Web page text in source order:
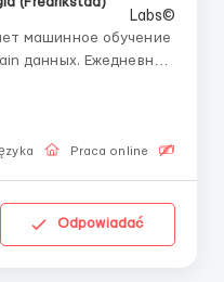
машинное обучение
данных. Ежедневно
Формат:
Praca online
Odpowiadać